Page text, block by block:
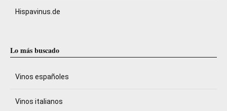
Hispavinus.de
Lo más buscado
Vinos españoles
Vinos italianos